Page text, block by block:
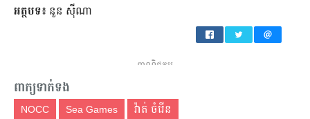
អត្ថបទ៖ នួន ស៊ីណា​
ពាណិជ្ជកម្ម
ពាក្យទាក់ទង
NOCC Sea Games វ៉ាត់ ចំរើន